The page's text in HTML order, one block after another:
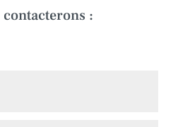
contacterons :